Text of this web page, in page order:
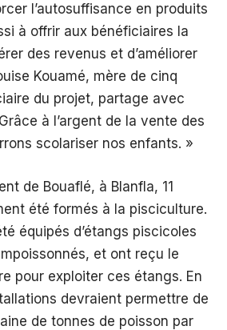
l’autosuffisance en produits
à offrir aux bénéficiaires la
des revenus et d’améliorer
Kouamé, mère de cinq
du projet, partage avec
à l’argent de la vente des
scolariser nos enfants. »
de Bouaflé, à Blanfla, 11
été formés à la pisciculture.
équipés d’étangs piscicoles
et ont reçu le
pour exploiter ces étangs. En
devraient permettre de
de tonnes de poisson par